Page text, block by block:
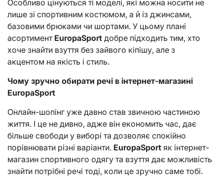
Особливо цінуються ті моделі, які можна носити не
лише зі спортивним костюмом, а й із джинсами,
базовими брюками чи шортами. У цьому плані
асортимент EuropaSport добре підходить тим, хто
хоче знайти взуття без зайвого кіпішу, але з
акцентом на якість і стиль.
Чому зручно обирати речі в інтернет-магазині
EuropaSport
Онлайн-шопінг уже давно став звичною частиною
життя. І це не дивно, адже він економить час, дає
більше свободи у виборі та дозволяє спокійно
порівнювати різні варіанти. EuropaSport як інтернет-
магазин спортивного одягу та взуття дає можливість
знайти потрібні речі тоді, коли це зручно саме тобі.